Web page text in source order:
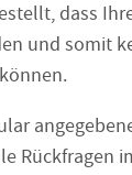
dass
und somit
Rückfragen